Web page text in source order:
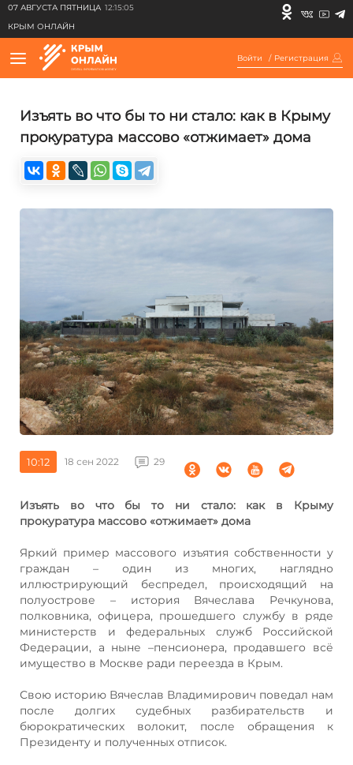
07 АВГУСТА ПЯТНИЦА 12:15:05
КРЫМ ОНЛАЙН
Войти / Регистрация
Изъять во что бы то ни стало: как в Крыму
прокуратура массово «отжимает» дома
10:12 18 сен 2022 29
Изъять во что бы то ни стало: как в Крыму
прокуратура массово «отжимает» дома
Яркий пример массового изъятия собственности у
граждан – один из многих, наглядно
иллюстрирующий беспредел, происходящий на
полуострове – история Вячеслава Речкунова,
полковника, офицера, прошедшего службу в ряде
министерств и федеральных служб Российской
Федерации, а ныне –пенсионера, продавшего всё
имущество в Москве ради переезда в Крым.
Свою историю Вячеслав Владимирович поведал нам
после долгих судебных разбирательств и
бюрократических волокит, после обращения к
Президенту и полученных отписок.